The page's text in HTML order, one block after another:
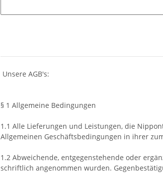
Unsere AGB's:
§ 1 Allgemeine Bedingungen
1.1 Alle Lieferungen und Leistungen, die
Allgemeinen Geschäftsbedingungen in ihrer
1.2 Abweichende, entgegenstehende oder
schriftlich angenommen wurden.